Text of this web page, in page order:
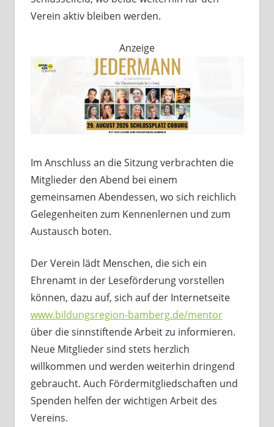
Verein aktiv bleiben werden.
Anzeige
Im Anschluss an die Sitzung verbrachten die
Mitglieder den Abend bei einem
gemeinsamen Abendessen, wo sich reichlich
Gelegenheiten zum Kennenlernen und zum
Austausch boten.
Der Verein lädt Menschen, die sich ein
Ehrenamt in der Leseförderung vorstellen
können, dazu auf, sich auf der Internetseite
www.bildungsregion-bamberg.de/mentor
über die sinnstiftende Arbeit zu informieren.
Neue Mitglieder sind stets herzlich
willkommen und werden weiterhin dringend
gebraucht. Auch Fördermitgliedschaften und
Spenden helfen der wichtigen Arbeit des
Vereins.